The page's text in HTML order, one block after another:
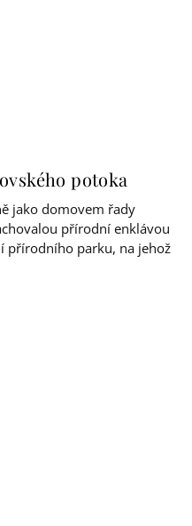
potoka
jako domovem řady
přírodní enklávou
přírodního parku, na jehož